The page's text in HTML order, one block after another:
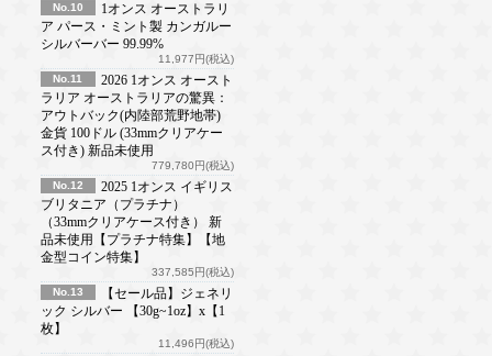
No.10
1オンス オーストラリ
ア パース・ミント製 カンガルー
シルバーバー 99.99%
11,977円(税込)
No.11
2026 1オンス オースト
ラリア オーストラリアの驚異：
アウトバック(内陸部荒野地帯)
金貨 100ドル (33mmクリアケー
ス付き) 新品未使用
779,780円(税込)
No.12
2025 1オンス イギリス
ブリタニア（プラチナ）
（33mmクリアケース付き） 新
品未使用【プラチナ特集】【地
金型コイン特集】
337,585円(税込)
No.13
【セール品】ジェネリ
ック シルバー 【30g~1oz】x【1
枚】
11,496円(税込)